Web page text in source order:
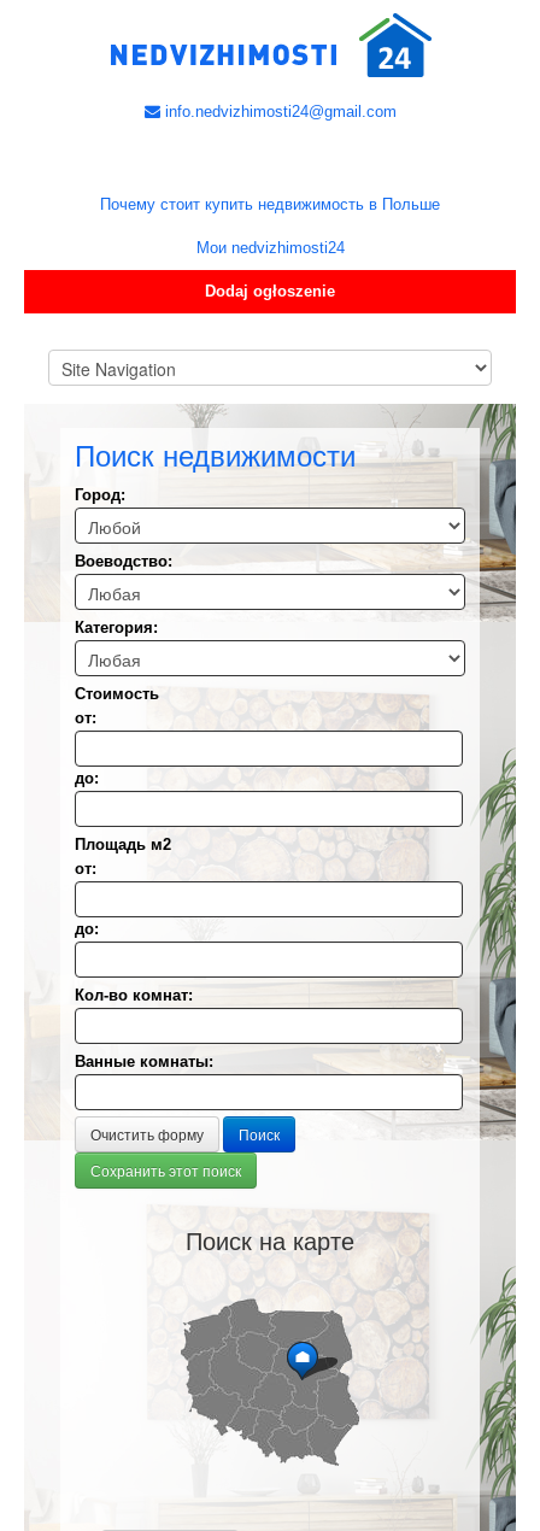
info.nedvizhimosti24@gmail.com
Почему стоит купить недвижимость в Польше
Мои nedvizhimosti24
Dodaj ogłoszenie
Поиск недвижимости
Город:
Воеводствo:
Категория:
Стоимость
от:
до:
Площадь м2
от:
до:
Кол-во комнат:
Ванные комнаты:
Очистить форму
Поиск
Сохранить этот поиск
Поиск на карте